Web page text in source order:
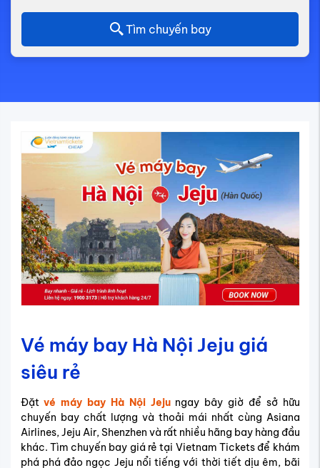
Tìm chuyến bay
Vé máy bay Hà Nội Jeju giá
siêu rẻ
Đặtvé máy bay Hà Nội Jejungay bây giờ để sở hữu
chuyến bay chất lượng và thoải mái nhất cùng Asiana
Airlines, Jeju Air, Shenzhen và rất nhiều hãng bay hàng đầu
khác. Tìm chuyến bay giá rẻ tại Vietnam Tickets để khám
phá phá đảo ngọc Jeju nổi tiếng với thời tiết dịu êm, bãi